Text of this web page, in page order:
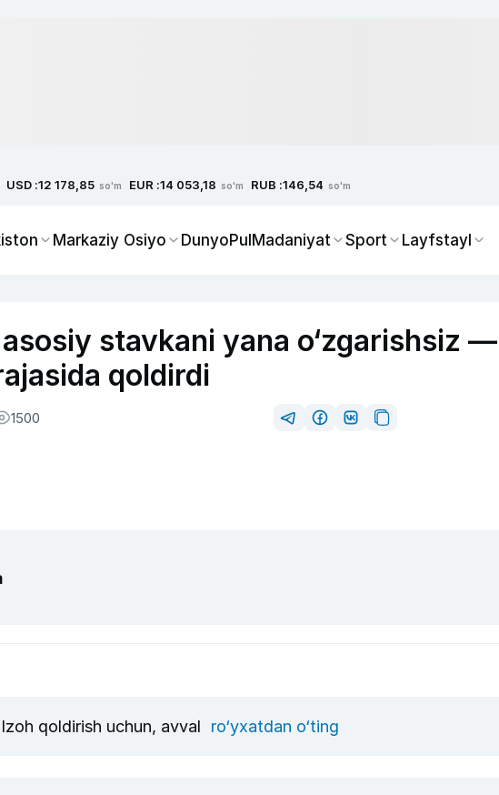
USD :12 178,85 so'm EUR :14 053,18 so'm RUB :146,54 so'm
Markaziy Osiyo DunyoPulMadaniyat Sport Layfstayl
stavkani yana o‘zgarishsiz —
qoldirdi
1500
Izoh qoldirish uchun, avval ro‘yxatdan o‘ting